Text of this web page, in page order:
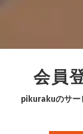
会員
pikurakuのサー